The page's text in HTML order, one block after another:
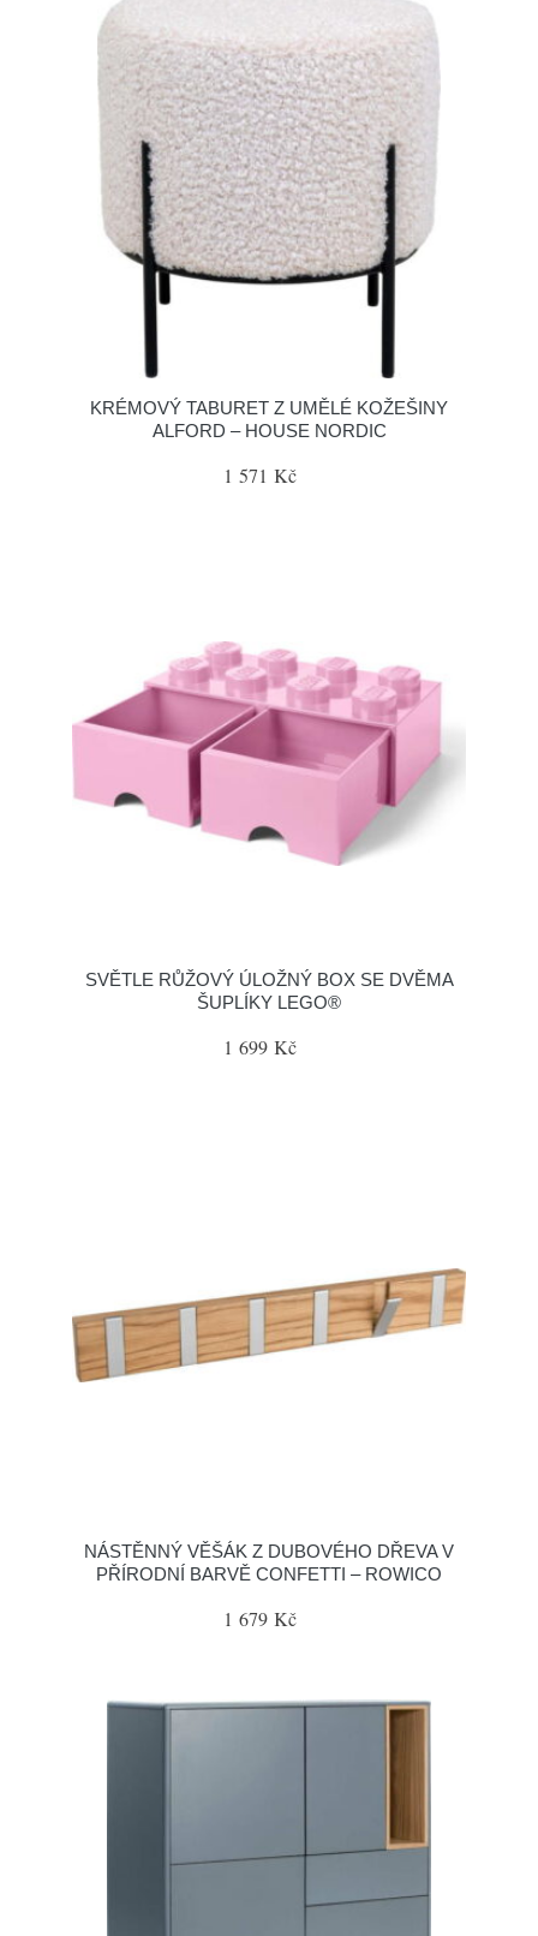
KRÉMOVÝ TABURET Z UMĚLÉ KOŽEŠINY
ALFORD – HOUSE NORDIC
1 571 Kč
SVĚTLE RŮŽOVÝ ÚLOŽNÝ BOX SE DVĚMA
ŠUPLÍKY LEGO®
1 699 Kč
NÁSTĚNNÝ VĚŠÁK Z DUBOVÉHO DŘEVA V
PŘÍRODNÍ BARVĚ CONFETTI – ROWICO
1 679 Kč